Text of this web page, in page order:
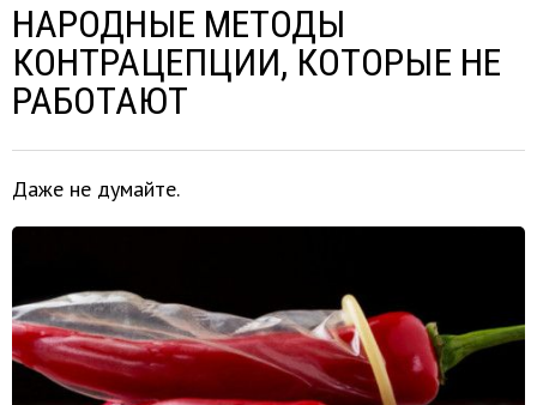
НАРОДНЫЕ МЕТОДЫ
КОНТРАЦЕПЦИИ, КОТОРЫЕ НЕ
РАБОТАЮТ
Даже не думайте.